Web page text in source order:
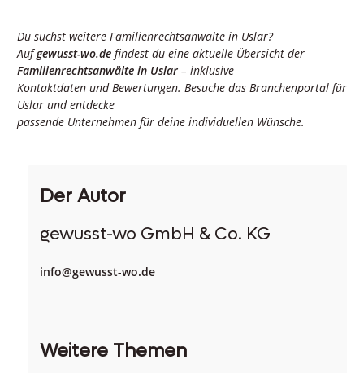
Du suchst weitere Familienrechtsanwälte in Uslar?
Aufgewusst-wo.de findest du eine aktuelle Übersicht der
Familienrechtsanwälte in Uslar – inklusive
Kontaktdaten und Bewertungen. Besuche das Branchenportal für
Uslar und entdecke
passende Unternehmen für deine individuellen Wünsche.
Der Autor
gewusst-wo GmbH & Co. KG
info@gewusst-wo.de
Weitere Themen